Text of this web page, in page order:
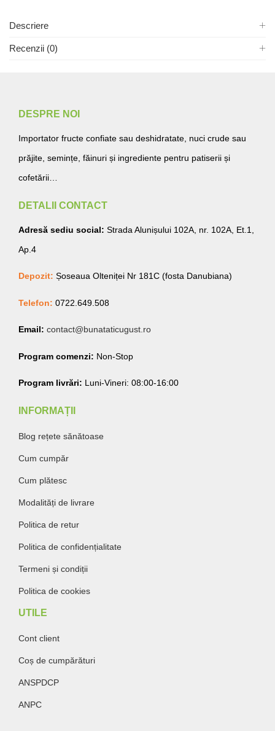
Descriere
Recenzii (0)
DESPRE NOI
Importator fructe confiate sau deshidratate, nuci crude sau
prăjite, semințe, făinuri și ingrediente pentru patiserii și
cofetării…
DETALII CONTACT
Adresă sediu social: Strada Alunișului 102A, nr. 102A, Et.1,
Ap.4
Depozit: Șoseaua Olteniței Nr 181C (fosta Danubiana)
Telefon: 0722.649.508
Email: contact@bunataticugust.ro
Program comenzi: Non-Stop
Program livrări: Luni-Vineri: 08:00-16:00
INFORMAȚII
Blog rețete sănătoase
Cum cumpăr
Cum plătesc
Modalități de livrare
Politica de retur
Politica de confidențialitate
Termeni și condiții
Politica de cookies
UTILE
Cont client
Coș de cumpărături
ANSPDCP
ANPC